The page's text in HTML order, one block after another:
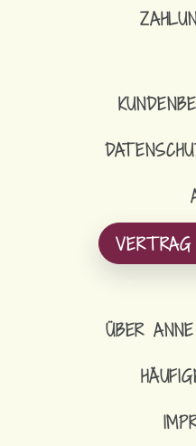
VERTRAG
ÜBER